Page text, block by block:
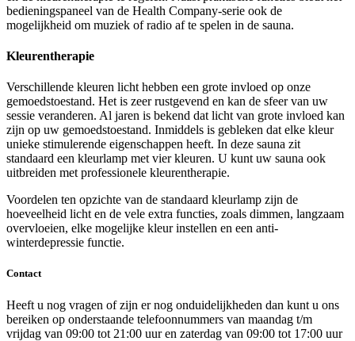
bedieningspaneel van de Health Company-serie ook de
mogelijkheid om muziek of radio af te spelen in de sauna.
Kleurentherapie
Verschillende kleuren licht hebben een grote invloed op onze
gemoedstoestand. Het is zeer rustgevend en kan de sfeer van uw
sessie veranderen. Al jaren is bekend dat licht van grote invloed kan
zijn op uw gemoedstoestand. Inmiddels is gebleken dat elke kleur
unieke stimulerende eigenschappen heeft. In deze sauna zit
standaard een kleurlamp met vier kleuren. U kunt uw sauna ook
uitbreiden met professionele kleurentherapie.
Voordelen ten opzichte van de standaard kleurlamp zijn de
hoeveelheid licht en de vele extra functies, zoals dimmen, langzaam
overvloeien, elke mogelijke kleur instellen en een anti-
winterdepressie functie.
Contact
Heeft u nog vragen of zijn er nog onduidelijkheden dan kunt u ons
bereiken op onderstaande telefoonnummers van maandag t/m
vrijdag van 09:00 tot 21:00 uur en zaterdag van 09:00 tot 17:00 uur